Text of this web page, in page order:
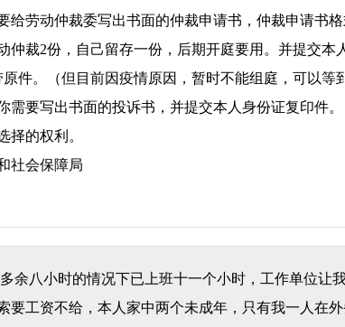
给劳动仲裁委写出书面的仲裁申请书，仲裁申请书
仲裁2份，自己留存一份，后期开庭要用。并提交本
件。（但目前因疫情原因，暂时不能组庭，可以等
需要写出书面的投诉书，并提交本人身份证复印件。
择的权利。
社会保障局
余八小时的情况下已上班十一个小时，工作单位让
要工资不给，本人家中两个未成年，只有我一人在